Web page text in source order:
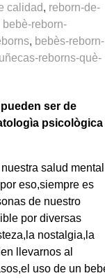
calidad, reborn-de-
bebè-reborn-
, bebès-reborn-
reborns-què-
ser de
psicològica
salud mental
eso,siempre es
de nuestro
por diversas
nostalgia,la
llevarnos al
uso de un